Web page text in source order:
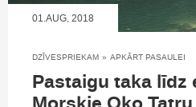
01.AUG, 2018
DZĪVESPRIEKAM » APKĀRT PASAULEI
Pastaigu taka līdz